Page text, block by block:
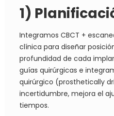
1)
Integramos CBCT +
clínica para diseñar
profundidad de cada
guías quirúrgicas e
quirúrgico (prosthetically
incertidumbre, mejora el
tiempos.